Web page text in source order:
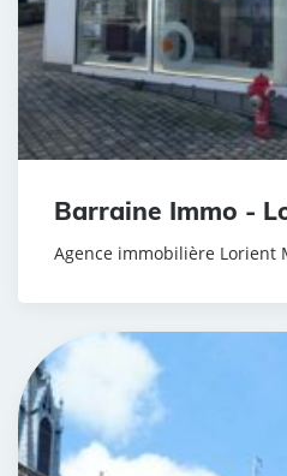
Barraine Immo -
Agence immobilière Lorient